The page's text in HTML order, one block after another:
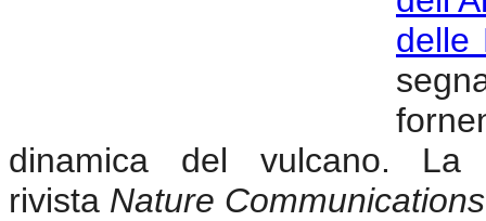
delle
dinamica del vulcano.
rivista Nature Communications